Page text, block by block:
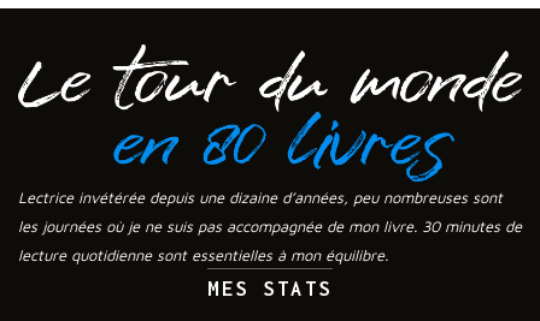
Lectrice invétérée depuis une dizaine d’années, peu nombreuses sont
les journées où je ne suis pas accompagnée de mon livre. 30 minutes de
lecture quotidienne sont essentielles à mon équilibre.
MES STATS